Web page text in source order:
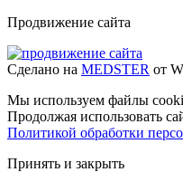
Продвижение сайта
Сделано на MEDSTER от
Мы используем файлы
Продолжая использовать
Политикой обработки
Принять и закрыть